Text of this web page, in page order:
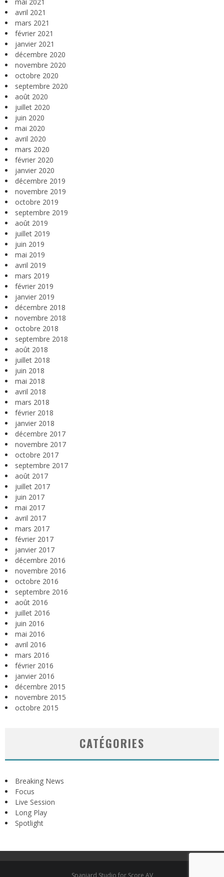
avril 2021
mars 2021
février 2021
janvier 2021
décembre 2020
novembre 2020
octobre 2020
septembre 2020
août 2020
juillet 2020
juin 2020
mai 2020
avril 2020
mars 2020
février 2020
janvier 2020
décembre 2019
novembre 2019
octobre 2019
septembre 2019
août 2019
juillet 2019
juin 2019
mai 2019
avril 2019
mars 2019
février 2019
janvier 2019
décembre 2018
novembre 2018
octobre 2018
septembre 2018
août 2018
juillet 2018
juin 2018
mai 2018
avril 2018
mars 2018
février 2018
janvier 2018
décembre 2017
novembre 2017
octobre 2017
septembre 2017
août 2017
juillet 2017
juin 2017
mai 2017
avril 2017
mars 2017
février 2017
janvier 2017
décembre 2016
novembre 2016
octobre 2016
septembre 2016
août 2016
juillet 2016
juin 2016
mai 2016
avril 2016
mars 2016
février 2016
janvier 2016
décembre 2015
novembre 2015
octobre 2015
CATÉGORIES
Breaking News
Focus
Live Session
Long Play
Spotlight
Spaniard Studio for Score AV